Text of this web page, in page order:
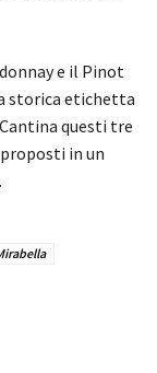
e il Pinot
storica etichetta
questi tre
in un